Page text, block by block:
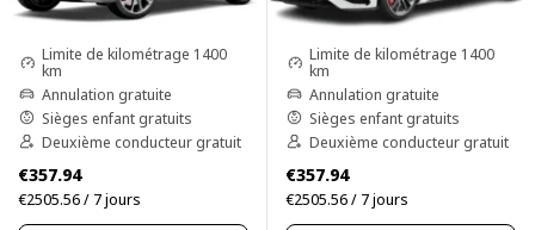
Limite de kilométrage 1400
km
Annulation gratuite
Sièges enfant gratuits
Deuxième conducteur gratuit
€357.94
€2505.56 / 7 jours
Limite de kilométrage 1400
km
Annulation gratuite
Sièges enfant gratuits
Deuxième conducteur gratuit
€357.94
€2505.56 / 7 jours